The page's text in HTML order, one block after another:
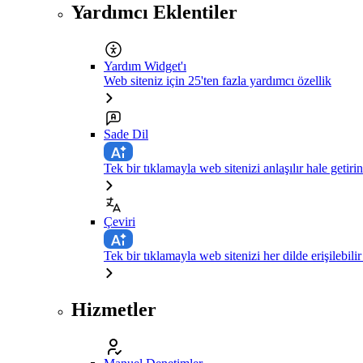
Yardımcı Eklentiler
Yardım Widget'ı
Web siteniz için 25'ten fazla yardımcı özellik
Sade Dil
Tek bir tıklamayla web sitenizi anlaşılır hale getirin
Çeviri
Tek bir tıklamayla web sitenizi her dilde
Hizmetler